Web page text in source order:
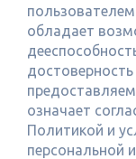
обладает
означает
Политикой и
персональной